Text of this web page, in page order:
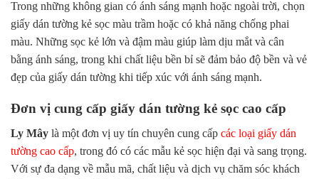
Trong những không gian có ánh sáng mạnh hoặc ngoài trời, chọn
giấy dán tường kẻ sọc màu trầm hoặc có khả năng chống phai
màu. Những sọc kẻ lớn và đậm màu giúp làm dịu mắt và cân
bằng ánh sáng, trong khi chất liệu bền bỉ sẽ đảm bảo độ bền và vẻ
đẹp của giấy dán tường khi tiếp xúc với ánh sáng mạnh.
Đơn vị cung cấp giấy dán tường kẻ sọc cao cấp
Ly Mây là một đơn vị uy tín chuyên cung cấp các loại giấy dán
tường cao cấp, trong đó có các mẫu kẻ sọc hiện đại và sang trọng.
Với sự đa dạng về mẫu mã, chất liệu và dịch vụ chăm sóc khách